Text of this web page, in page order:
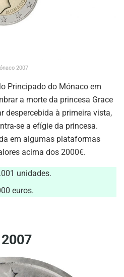
2007
Principado do Mónaco em
a morte da princesa Grace
despercebida à primeira vista,
se a efígie da princesa.
em algumas plataformas
acima dos 2000€.
unidades.
euros.